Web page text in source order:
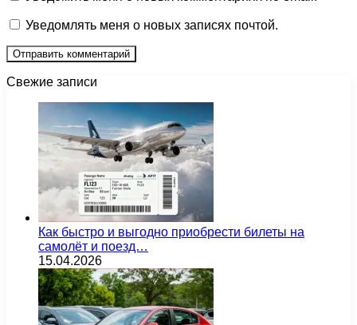
Уведомлять меня о новых записях почтой.
Свежие записи
Как быстро и выгодно приобрести билеты на
самолёт и поезд…
15.04.2026